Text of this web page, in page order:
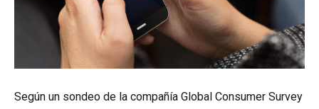
Según un sondeo de la compañía Global Consumer Survey